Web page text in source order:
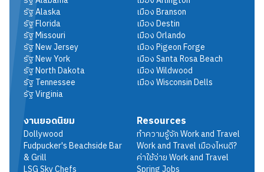
รัฐAlaska
รัฐFlorida
รัฐMissouri
รัฐNew Jersey
รัฐNew York
รัฐNorth Dakota
รัฐTennessee
รัฐVirginia
เมืองBranson
เมืองDestin
เมืองOrlando
เมืองPigeon Forge
เมืองSanta Rosa Beach
เมืองWildwood
เมืองWisconsin Dells
งานยอดนิยม
Dollywood
Fudpucker's Beachside Bar
& Grill
Resources
ทำความรู้จัก Work and Travel
Work and Travel เมืองไหนดี?
ค่าใช้จ่าย Work and Travel